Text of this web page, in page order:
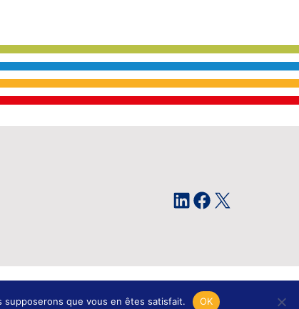
LinkedIn Facebook X
que vous en êtes satisfait. OK